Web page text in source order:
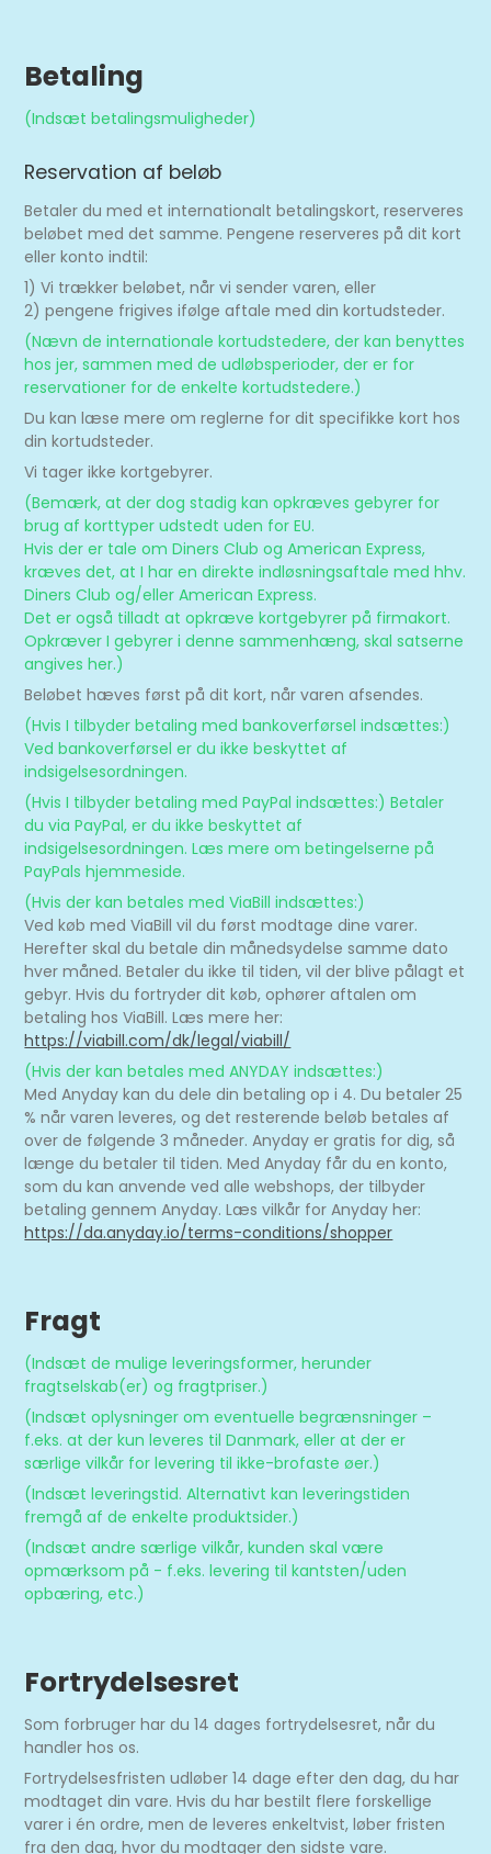
Betaling
(Indsæt betalingsmuligheder)
Reservation af beløb
Betaler du med et internationalt betalingskort, reserveres
beløbet med det samme. Pengene reserveres på dit kort
eller konto indtil:
1) Vi trækker beløbet, når vi sender varen, eller
2) pengene frigives ifølge aftale med din kortudsteder.
(Nævn de internationale kortudstedere, der kan benyttes
hos jer, sammen med de udløbsperioder, der er for
reservationer for de enkelte kortudstedere.)
Du kan læse mere om reglerne for dit specifikke kort hos
din kortudsteder.
Vi tager ikke kortgebyrer.
(Bemærk, at der dog stadig kan opkræves gebyrer for
brug af korttyper udstedt uden for EU.
Hvis der er tale om Diners Club og American Express,
kræves det, at I har en direkte indløsningsaftale med hhv.
Diners Club og/eller American Express.
Det er også tilladt at opkræve kortgebyrer på firmakort.
Opkræver I gebyrer i denne sammenhæng, skal satserne
angives her.)
Beløbet hæves først på dit kort, når varen afsendes.
(Hvis I tilbyder betaling med bankoverførsel indsættes:)
Ved bankoverførsel er du ikke beskyttet af
indsigelsesordningen.
(Hvis I tilbyder betaling med PayPal indsættes:) Betaler
du via PayPal, er du ikke beskyttet af
indsigelsesordningen. Læs mere om betingelserne på
PayPals hjemmeside.
(Hvis der kan betales med ViaBill indsættes:)
Ved køb med ViaBill vil du først modtage dine varer.
Herefter skal du betale din månedsydelse samme dato
hver måned. Betaler du ikke til tiden, vil der blive pålagt et
gebyr. Hvis du fortryder dit køb, ophører aftalen om
betaling hos ViaBill. Læs mere her:
https://viabill.com/dk/legal/viabill/
(Hvis der kan betales med ANYDAY indsættes:)
Med Anyday kan du dele din betaling op i 4. Du betaler 25
% når varen leveres, og det resterende beløb betales af
over de følgende 3 måneder. Anyday er gratis for dig, så
længe du betaler til tiden. Med Anyday får du en konto,
som du kan anvende ved alle webshops, der tilbyder
betaling gennem Anyday. Læs vilkår for Anyday her:
https://da.anyday.io/terms-conditions/shopper
Fragt
(Indsæt de mulige leveringsformer, herunder
fragtselskab(er) og fragtpriser.)
(Indsæt oplysninger om eventuelle begrænsninger –
f.eks. at der kun leveres til Danmark, eller at der er
særlige vilkår for levering til ikke-brofaste øer.)
(Indsæt leveringstid. Alternativt kan leveringstiden
fremgå af de enkelte produktsider.)
(Indsæt andre særlige vilkår, kunden skal være
opmærksom på - f.eks. levering til kantsten/uden
opbæring, etc.)
Fortrydelsesret
Som forbruger har du 14 dages fortrydelsesret, når du
handler hos os.
Fortrydelsesfristen udløber 14 dage efter den dag, du har
modtaget din vare. Hvis du har bestilt flere forskellige
varer i én ordre, men de leveres enkeltvist, løber fristen
fra den dag, hvor du modtager den sidste vare.